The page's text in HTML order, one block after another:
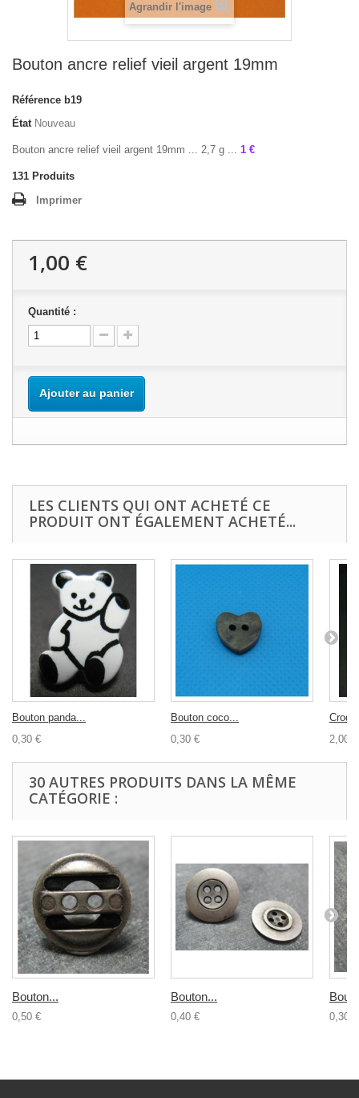
Agrandir l'image
Bouton ancre relief vieil argent 19mm
Référence b19
État Nouveau
Bouton ancre relief vieil argent 19mm ... 2,7 g ... 1 €
131 Produits
Imprimer
1,00 €
Quantité :
Ajouter au panier
LES CLIENTS QUI ONT ACHETÉ CE
PRODUIT ONT ÉGALEMENT ACHETÉ...
Bouton panda...
0,30 €
Bouton coco...
0,30 €
2,00 €
30 AUTRES PRODUITS DANS LA MÊME
CATÉGORIE :
Bouton...
0,50 €
Bouton...
0,40 € 0,30 €